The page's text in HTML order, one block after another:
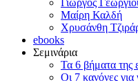
Γιώργος
Μαίρη Καλδή
Χρυσάνθη
ebooks
Σεμινάρια
Τα 6 βήματα της
Οι 7 κανόνες για